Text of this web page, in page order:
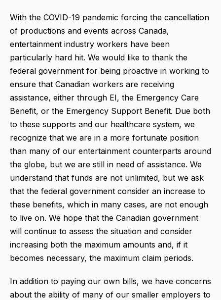
With the COVID-19 pandemic forcing the cancellation
of productions and events across Canada,
entertainment industry workers have been
particularly hard hit. We would like to thank the
federal government for being proactive in working to
ensure that Canadian workers are receiving
assistance, either through EI, the Emergency Care
Benefit, or the Emergency Support Benefit. Due both
to these supports and our healthcare system, we
recognize that we are in a more fortunate position
than many of our entertainment counterparts around
the globe, but we are still in need of assistance. We
understand that funds are not unlimited, but we ask
that the federal government consider an increase to
these benefits, which in many cases, are not enough
to live on. We hope that the Canadian government
will continue to assess the situation and consider
increasing both the maximum amounts and, if it
becomes necessary, the maximum claim periods.
In addition to paying our own bills, we have concerns
about the ability of many of our smaller employers to